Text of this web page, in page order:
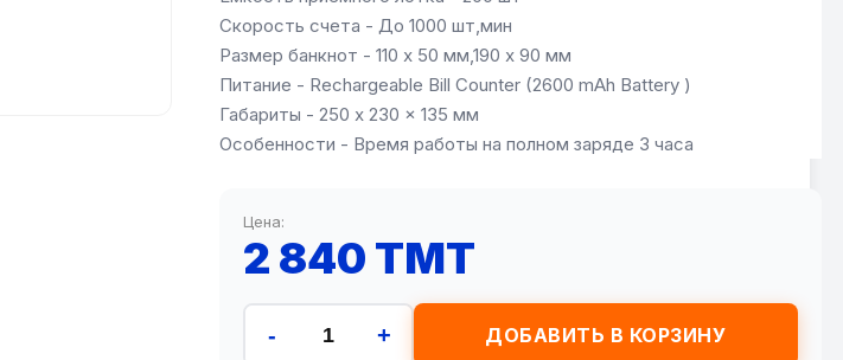
Скорость счета - До 1000 шт,мин
Размер банкнот - 110 х 50 мм,190 х 90 мм
Питание - Rechargeable Bill Counter (2600 mAh Battery )
Габариты - 250 x 230 x 135 мм
Особенности - Время работы на полном заряде 3 часа
Цена:
2 840 TMT
- + ДОБАВИТЬ В КОРЗИНУ